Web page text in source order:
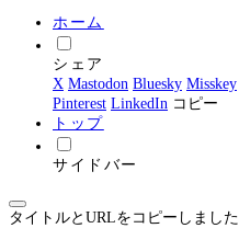
ホーム
シェア
X Mastodon Bluesky Misskey
Pinterest LinkedIn コピー
トップ
サイドバー
タイトルとURLをコピーしました